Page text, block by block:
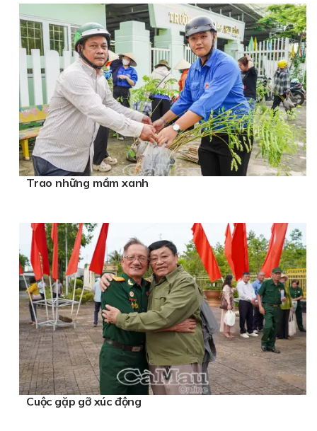
Trao những mầm xanh
Cuộc gặp gỡ xúc động